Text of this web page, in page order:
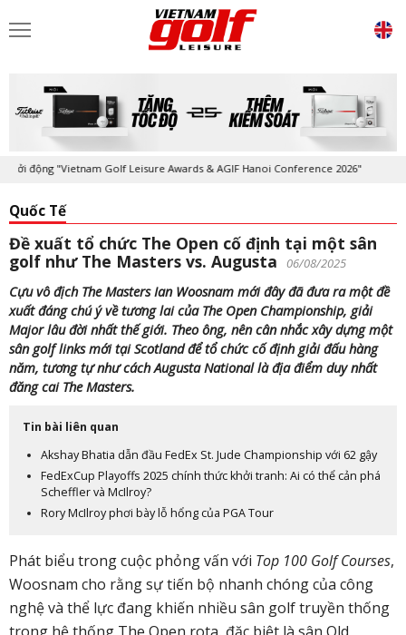
"Vietnam Golf Leisure Awards & AGIF Hanoi Conference 2026"
Quốc Tế
Đề xuất tổ chức The Open cố định tại một sân
golf như The Masters vs. Augusta
06/08/2025
Cựu vô địch The Masters Ian Woosnam mới đây đã đưa ra một đề
xuất đáng chú ý về tương lai của The Open Championship, giải
Major lâu đời nhất thế giới. Theo ông, nên cân nhắc xây dựng một
sân golf links mới tại Scotland để tổ chức cố định giải đấu hàng
năm, tương tự như cách Augusta National là địa điểm duy nhất
đăng cai The Masters.
Tin bài liên quan
Akshay Bhatia dẫn đầu FedEx St. Jude Championship với 62 gậy
FedExCup Playoffs 2025 chính thức khởi tranh: Ai có thể cản phá
Scheffler và McIlroy?
Rory McIlroy phơi bày lỗ hổng của PGA Tour
Phát biểu trong cuộc phỏng vấn với Top 100 Golf Courses,
Woosnam cho rằng sự tiến bộ nhanh chóng của công
nghệ và thể lực đang khiến nhiều sân golf truyền thống